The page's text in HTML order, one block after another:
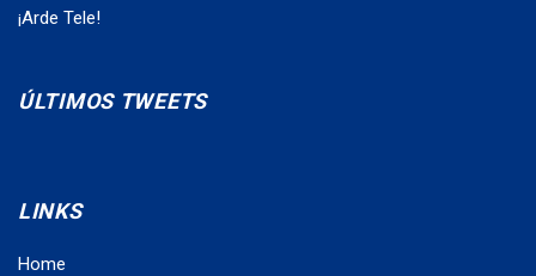
¡Arde Tele!
ÚLTIMOS TWEETS
LINKS
Home